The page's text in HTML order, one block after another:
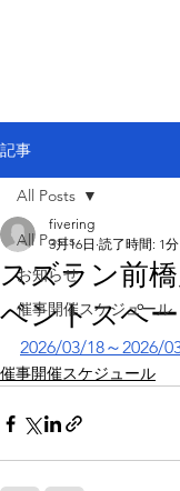
記事
All Posts
お知らせ
催事開催スケジュール
All Posts
スズラン前
ベントスペ
fivering
3月16日 読了時間: 1分
2026/03/18～2026/
催事開催スケジュール